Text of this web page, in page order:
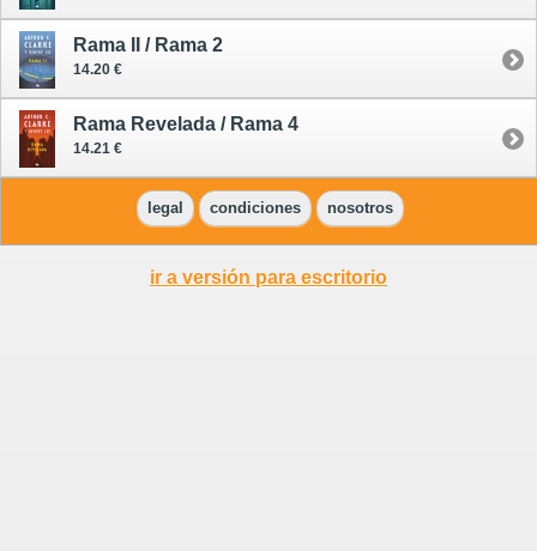
Rama II / Rama 2
14.20 €
Rama Revelada / Rama 4
14.21 €
legal condiciones nosotros
ir a versión para escritorio